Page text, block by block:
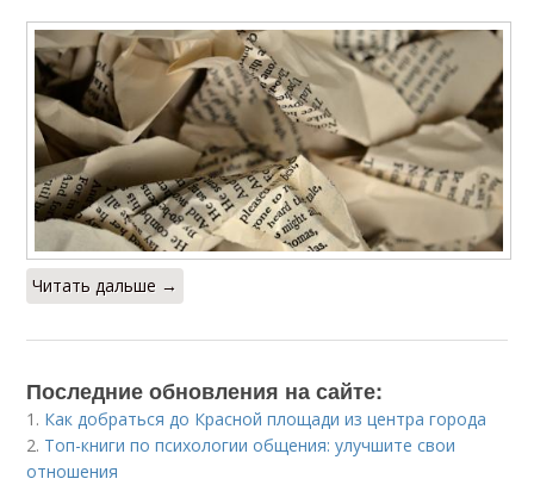
Читать дальше →
Последние обновления на сайте:
1. Как добраться до Красной площади из центра города
2. Топ-книги по психологии общения: улучшите свои
отношения